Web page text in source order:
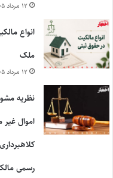
۱۲ مرداد ۱۴۰۵
ملک
۱۲ مرداد ۱۴۰۵
نظریه
اموال غیر
رسمی